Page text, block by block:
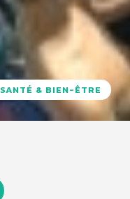
SANTÉ & BIEN-ÊTRE